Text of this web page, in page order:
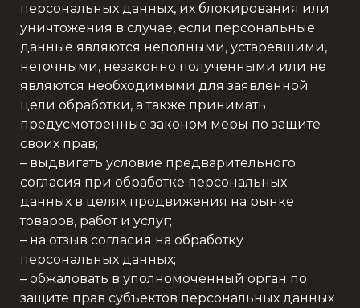
персональных данных, их блокирования или
уничтожения в случае, если персональные
данные являются неполными, устаревшими,
неточными, незаконно полученными или не
являются необходимыми для заявленной
цели обработки, а также принимать
предусмотренные законом меры по защите
своих прав;
– выдвигать условие предварительного
согласия при обработке персональных
данных в целях продвижения на рынке
товаров, работ и услуг;
– на отзыв согласия на обработку
персональных данных;
– обжаловать в уполномоченный орган по
защите прав субъектов персональных данных